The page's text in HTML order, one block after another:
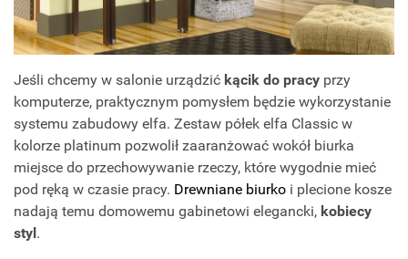
Jeśli chcemy w salonie urządzić kącik do pracy przy
komputerze, praktycznym pomysłem będzie wykorzystanie
systemu zabudowy elfa. Zestaw półek elfa Classic w
kolorze platinum pozwolił zaaranżować wokół biurka
miejsce do przechowywanie rzeczy, które wygodnie mieć
pod ręką w czasie pracy. Drewniane biurko i plecione kosze
nadają temu domowemu gabinetowi elegancki, kobiecy
styl.